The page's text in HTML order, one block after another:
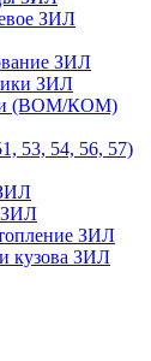
ЗИЛ
ЗИЛ
ЗИЛ
(ВОМ/КОМ)
53, 54, 56, 57)
ЗИЛ
ЗИЛ
кузова ЗИЛ